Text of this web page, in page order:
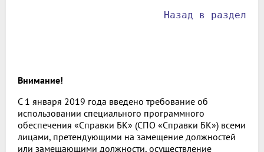
Назад в раздел
Внимание!
С 1 января 2019 года введено требование об
использовании специального программного
обеспечения «Справки БК» (СПО «Справки БК») всеми
лицами, претендующими на замещение должностей
или замещающими должности, осуществление